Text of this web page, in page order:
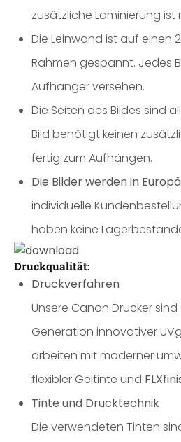
zusätzliche Laminierung
Die Leinwand ist auf einen
Rahmen gespannt. Jedes
Aufhänger versehen.
Die Seiten des Bildes sind
Bild benötigt keinen
fertig zum Aufhängen.
Die Bilder werden in
individuelle
haben keine
Druckqualität:
Druckverfahren
Unsere Canon Drucker
Generation innovativer
arbeiten mit moderner
flexibler Geltinte und
Tinte und Drucktechnik
Die verwendeten Tinten